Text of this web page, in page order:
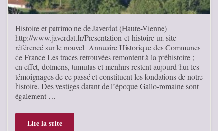
Histoire et patrimoine de Javerdat (Haute-Vienne)
http://www.javerdat.fr/Presentation-et-histoire un site
référencé sur le nouvel Annuaire Historique des Communes
de France Les traces retrouvées remontent à la préhistoire ;
en effet, dolmens, tumulus et menhirs restent aujourd’hui les
témoignages de ce passé et constituent les fondations de notre
histoire. Des vestiges datant de l’époque Gallo-romaine sont
également …
Lire la suite